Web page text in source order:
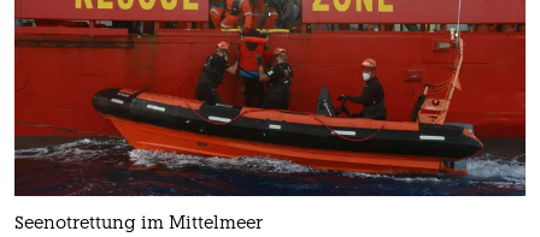
unterstützen
abo
genossenschaft
epaper login
Seenotrettung im Mittelmeer